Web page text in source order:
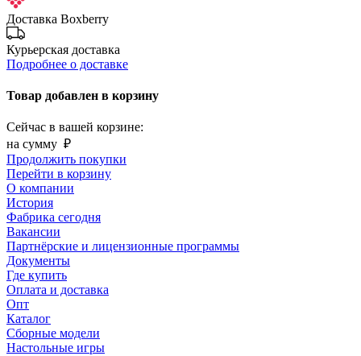
Доставка Boxberry
Курьерская доставка
Подробнее о доставке
Товар добавлен в корзину
Сейчас в вашей корзине:
на сумму ₽
Продолжить покупки
Перейти в корзину
О компании
История
Фабрика сегодня
Вакансии
Партнёрские и лицензионные программы
Документы
Где купить
Оплата и доставка
Опт
Каталог
Сборные модели
Настольные игры